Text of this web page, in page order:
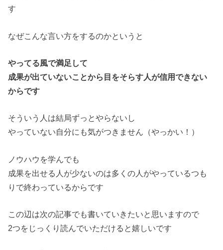
す
なぜこんな言い方をするのかというと
やってる風で満足して
成果が出ていないことから目をそらす人が信用できない
からです
そういう人は結局ずっとやらないし
やっていない自分にも気がつきません（やっかい！）
ノウハウを学んでも
成果を出せる人が少ないのは多くの人がやっているつも
りで終わっているからです
この辺は次の記事でも書いていきたいと思いますので
2つをじっくり読んでいただけると嬉しいです